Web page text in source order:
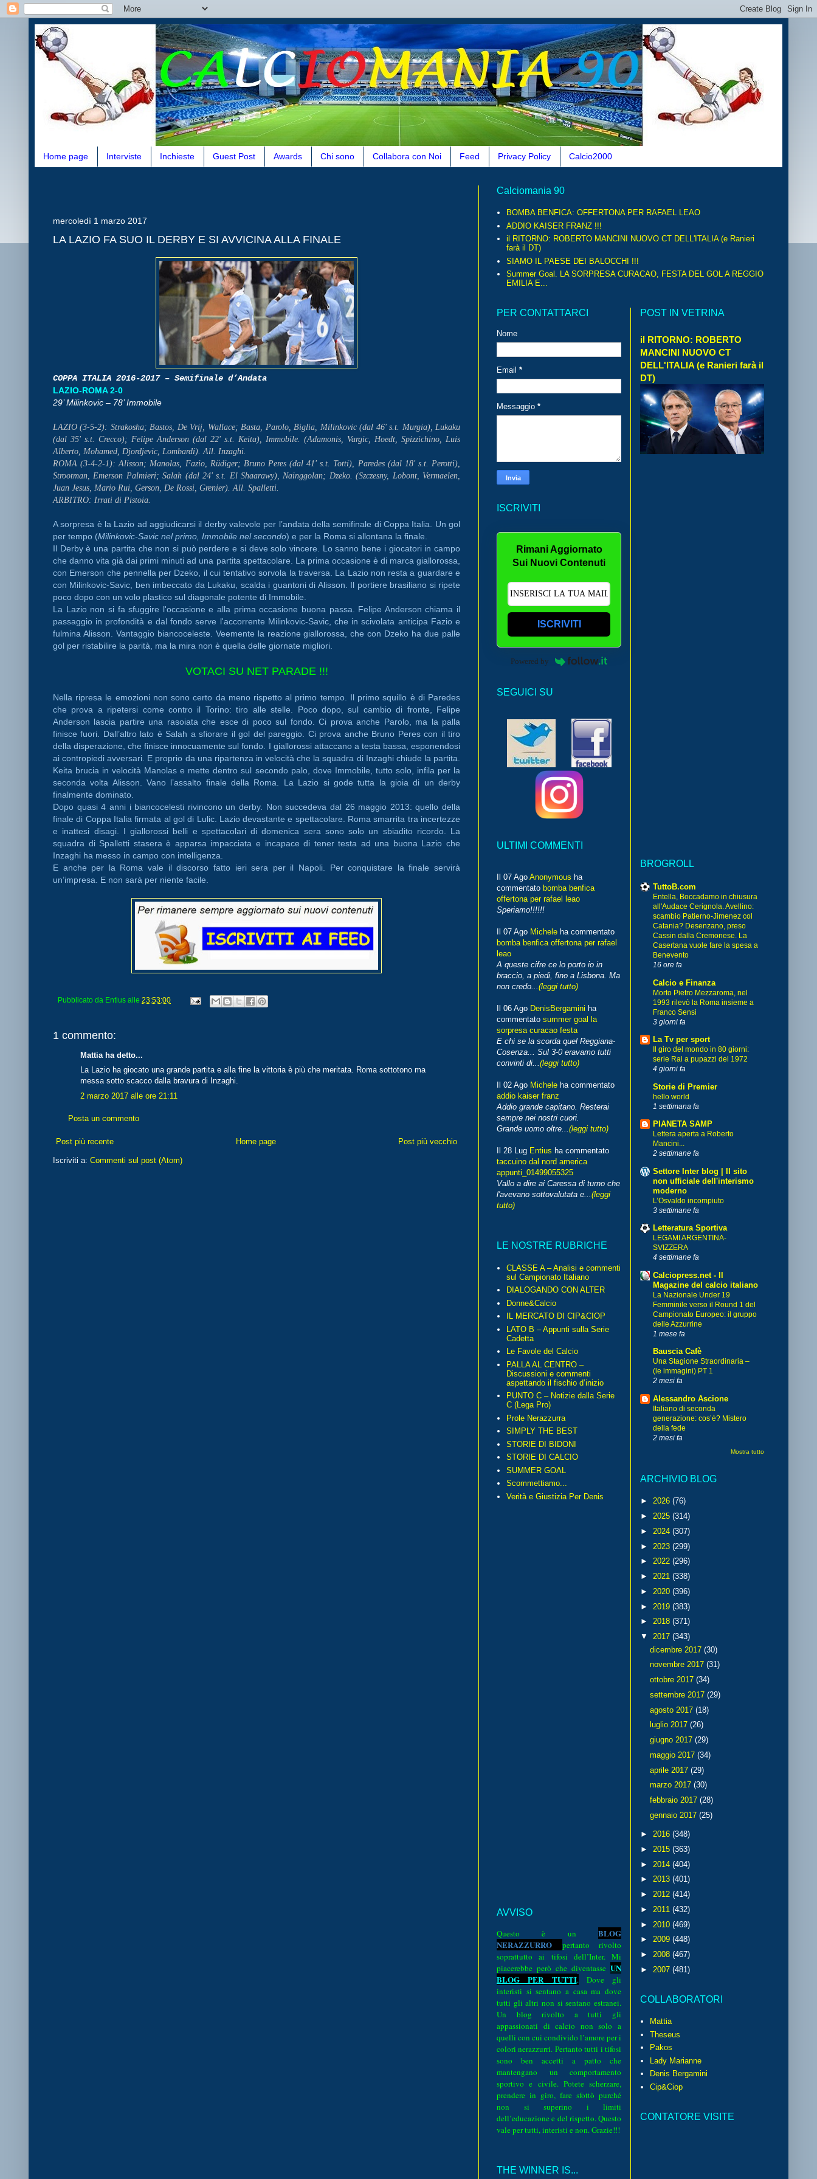
Home page Interviste Inchieste Guest Post Awards Chi sono Collabora con Noi Feed Privacy Policy Calcio2000
mercoledì 1 marzo 2017
LA LAZIO FA SUO IL DERBY E SI AVVICINA ALLA FINALE
COPPA ITALIA 2016-2017 – Semifinale d’Andata
LAZIO-ROMA 2-0
29’ Milinkovic – 78’ Immobile
LAZIO (3-5-2): Strakosha; Bastos, De Vrij, Wallace; Basta, Parolo, Biglia, Milinkovic (dal 46' s.t. Murgia), Lukaku
(dal 35' s.t. Crecco); Felipe Anderson (dal 22' s.t. Keita), Immobile. (Adamonis, Vargic, Hoedt, Spizzichino, Luis
Alberto, Mohamed, Djordjevic, Lombardi). All. Inzaghi.
ROMA (3-4-2-1): Alisson; Manolas, Fazio, Rüdiger; Bruno Peres (dal 41' s.t. Totti), Paredes (dal 18' s.t. Perotti),
Strootman, Emerson Palmieri; Salah (dal 24' s.t. El Shaarawy), Nainggolan; Dzeko. (Szczesny, Lobont, Vermaelen,
Juan Jesus, Mario Rui, Gerson, De Rossi, Grenier). All. Spalletti.
ARBITRO: Irrati di Pistoia.
A sorpresa è la Lazio ad aggiudicarsi il derby valevole per l’andata della semifinale di Coppa Italia. Un gol
per tempo (Milinkovic-Savic nel primo, Immobile nel secondo) e per la Roma si allontana la finale.
Il Derby è una partita che non si può perdere e si deve solo vincere. Lo sanno bene i giocatori in campo
che danno vita già dai primi minuti ad una partita spettacolare. La prima occasione è di marca giallorossa,
con Emerson che pennella per Dzeko, il cui tentativo sorvola la traversa. La Lazio non resta a guardare e
con Milinkovic-Savic, ben imbeccato da Lukaku, scalda i guantoni di Alisson. Il portiere brasiliano si ripete
poco dopo con un volo plastico sul diagonale potente di Immobile.
La Lazio non si fa sfuggire l'occasione e alla prima occasione buona passa. Felipe Anderson chiama il
passaggio in profondità e dal fondo serve l'accorrente Milinkovic-Savic, che in scivolata anticipa Fazio e
fulmina Alisson. Vantaggio biancoceleste. Veemente la reazione giallorossa, che con Dzeko ha due palle
gol per ristabilire la parità, ma la mira non è quella delle giornate migliori.
VOTACI SU NET PARADE !!!
Nella ripresa le emozioni non sono certo da meno rispetto al primo tempo. Il primo squillo è di Paredes
che prova a ripetersi come contro il Torino: tiro alle stelle. Poco dopo, sul cambio di fronte, Felipe
Anderson lascia partire una rasoiata che esce di poco sul fondo. Ci prova anche Parolo, ma la palla
finisce fuori. Dall’altro lato è Salah a sfiorare il gol del pareggio. Ci prova anche Bruno Peres con il tiro
della disperazione, che finisce innocuamente sul fondo. I giallorossi attaccano a testa bassa, esponendosi
ai contropiedi avversari. E proprio da una ripartenza in velocità che la squadra di Inzaghi chiude la partita.
Keita brucia in velocità Manolas e mette dentro sul secondo palo, dove Immobile, tutto solo, infila per la
seconda volta Alisson. Vano l’assalto finale della Roma. La Lazio si gode tutta la gioia di un derby
finalmente dominato.
Dopo quasi 4 anni i biancocelesti rivincono un derby. Non succedeva dal 26 maggio 2013: quello della
finale di Coppa Italia firmata al gol di Lulic. Lazio devastante e spettacolare. Roma smarrita tra incertezze
e inattesi disagi. I giallorossi belli e spettacolari di domenica sera sono solo un sbiadito ricordo. La
squadra di Spalletti stasera è apparsa impacciata e incapace di tener testa ad una buona Lazio che
Inzaghi ha messo in campo con intelligenza.
E anche per la Roma vale il discorso fatto ieri sera per il Napoli. Per conquistare la finale servirà
un’impresa. E non sarà per niente facile.
Pubblicato da Entius alle 23:53:00
1 commento:
Mattia ha detto...
La Lazio ha giocato una grande partita e alla fine la vittoria è più che meritata. Roma sottotono ma
messa sotto scacco dalla bravura di Inzaghi.
2 marzo 2017 alle ore 21:11
Posta un commento
Post più recente Post più vecchio
Home page
Iscriviti a: Commenti sul post (Atom)
Calciomania 90
BOMBA BENFICA: OFFERTONA PER RAFAEL LEAO
ADDIO KAISER FRANZ !!!
il RITORNO: ROBERTO MANCINI NUOVO CT DELL'ITALIA (e Ranieri
farà il DT)
SIAMO IL PAESE DEI BALOCCHI !!!
Summer Goal. LA SORPRESA CURACAO, FESTA DEL GOL A REGGIO
EMILIA E...
PER CONTATTARCI
Nome
Email *
Messaggio *
ISCRIVITI
Rimani Aggiornato
Sui Nuovi Contenuti
ISCRIVITI
Powered by
SEGUICI SU
ULTIMI COMMENTI
Il 07 Ago Anonymous ha
commentato bomba benfica
offertona per rafael leao
Speriamo!!!!!!
Il 07 Ago Michele ha commentato
bomba benfica offertona per rafael
leao
A queste cifre ce lo porto io in
braccio, a piedi, fino a Lisbona. Ma
non credo...(leggi tutto)
Il 06 Ago DenisBergamini ha
commentato summer goal la
sorpresa curacao festa
E chi se la scorda quel Reggiana-
Cosenza... Sul 3-0 eravamo tutti
convinti di...(leggi tutto)
Il 02 Ago Michele ha commentato
addio kaiser franz
Addio grande capitano. Resterai
sempre nei nostri cuori.
Grande uomo oltre...(leggi tutto)
Il 28 Lug Entius ha commentato
taccuino dal nord america
appunti_01499055325
Vallo a dire ai Caressa di turno che
l'avevano sottovalutata e...(leggi
tutto)
LE NOSTRE RUBRICHE
CLASSE A – Analisi e commenti
sul Campionato Italiano
DIALOGANDO CON ALTER
Donne&Calcio
IL MERCATO DI CIP&CIOP
LATO B – Appunti sulla Serie
Cadetta
Le Favole del Calcio
PALLA AL CENTRO –
Discussioni e commenti
aspettando il fischio d’inizio
PUNTO C – Notizie dalla Serie
C (Lega Pro)
Prole Nerazzurra
SIMPLY THE BEST
STORIE DI BIDONI
STORIE DI CALCIO
SUMMER GOAL
Scommettiamo...
Verità e Giustizia Per Denis
AVVISO
Questo è un BLOG
NERAZZURRO pertanto rivolto
soprattutto ai tifosi dell’Inter. Mi
piacerebbe però che diventasse UN
BLOG PER TUTTI.
Dove gli
interisti si sentano a casa ma dove
tutti gli altri non si sentano estranei.
Un blog rivolto a tutti gli
appassionati di calcio non solo a
quelli con cui condivido l’amore per i
colori nerazzurri. Pertanto tutti i tifosi
sono ben accetti a patto che
mantengano un comportamento
sportivo e civile. Potete scherzare,
prendere in giro, fare sfottò purché
non si superino i limiti
dell’educazione e del rispetto. Questo
vale per tutti, interisti e non. Grazie!!!
THE WINNER IS...
POST IN VETRINA
il RITORNO: ROBERTO
MANCINI NUOVO CT
DELL'ITALIA (e Ranieri farà il
DT)
BROGROLL
TuttoB.com
Entella, Boccadamo in chiusura
all'Audace Cerignola. Avellino:
scambio Patierno-Jimenez col
Catania? Desenzano, preso
Cassin dalla Cremonese. La
Casertana vuole fare la spesa a
Benevento
16 ore fa
Calcio e Finanza
Morto Pietro Mezzaroma, nel
1993 rilevò la Roma insieme a
Franco Sensi
3 giorni fa
La Tv per sport
Il giro del mondo in 80 giorni:
serie Rai a pupazzi del 1972
4 giorni fa
Storie di Premier
hello world
1 settimana fa
PIANETA SAMP
Lettera aperta a Roberto
Mancini...
2 settimane fa
Settore Inter blog | Il sito
non ufficiale dell'interismo
moderno
L’Osvaldo incompiuto
3 settimane fa
Letteratura Sportiva
LEGAMI ARGENTINA-
SVIZZERA
4 settimane fa
Calciopress.net - Il
Magazine del calcio italiano
La Nazionale Under 19
Femminile verso il Round 1 del
Campionato Europeo: il gruppo
delle Azzurrine
1 mese fa
Bauscia Cafè
Una Stagione Straordinaria –
(le immagini) PT 1
2 mesi fa
Alessandro Ascione
Italiano di seconda
generazione: cos’è? Mistero
della fede
2 mesi fa
Mostra tutto
ARCHIVIO BLOG
► 2026 (76)
► 2025 (314)
► 2024 (307)
► 2023 (299)
► 2022 (296)
► 2021 (338)
► 2020 (396)
► 2019 (383)
► 2018 (371)
▼ 2017 (343)
dicembre 2017 (30)
novembre 2017 (31)
ottobre 2017 (34)
settembre 2017 (29)
agosto 2017 (18)
luglio 2017 (26)
giugno 2017 (29)
maggio 2017 (34)
aprile 2017 (29)
marzo 2017 (30)
febbraio 2017 (28)
gennaio 2017 (25)
► 2016 (348)
► 2015 (363)
► 2014 (404)
► 2013 (401)
► 2012 (414)
► 2011 (432)
► 2010 (469)
► 2009 (448)
► 2008 (467)
► 2007 (481)
COLLABORATORI
Mattia
Theseus
Pakos
Lady Marianne
Denis Bergamini
Cip&Ciop
CONTATORE VISITE